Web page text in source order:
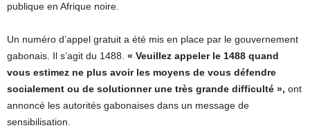
publique en Afrique noire.
Un numéro d’appel gratuit a été mis en place par le gouvernement
gabonais. Il s’agit du 1488. « Veuillez appeler le 1488 quand
vous estimez ne plus avoir les moyens de vous défendre
socialement ou de solutionner une très grande difficulté », ont
annoncé les autorités gabonaises dans un message de
sensibilisation.